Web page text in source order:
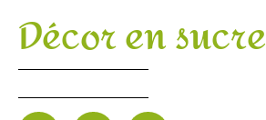
Décor en sucre